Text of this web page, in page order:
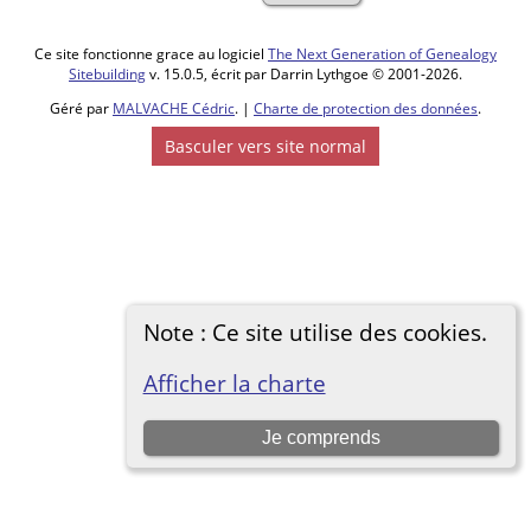
Note : Ce site utilise des cookies.
Afficher la charte
Je comprends
Ce site fonctionne grace au logiciel The Next Generation of Genealogy
Sitebuildingv. 15.0.5, écrit par Darrin Lythgoe © 2001-2026.
Géré par MALVACHE Cédric. | Charte de protection des données.
Basculer vers site normal